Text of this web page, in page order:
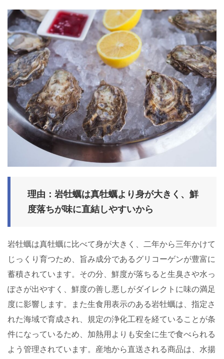
理由：岩牡蠣は真牡蠣より身が大きく、鮮
度落ちが味に直結しやすいから
岩牡蠣は真牡蠣に比べて身が大きく、二年から三年かけて
じっくり育つため、旨み成分であるグリコーゲンが豊富に
蓄積されています。その分、鮮度が落ちると生臭さや水っ
ぽさが出やすく、鮮度の善し悪しがダイレクトに味の満足
度に影響します。また生食用表示のある岩牡蠣は、指定さ
れた海域で育成され、規定の浄化工程を経ていることが条
件になっているため、加熱用よりも安全に生で食べられる
よう管理されています。産地から直送される商品は、水揚